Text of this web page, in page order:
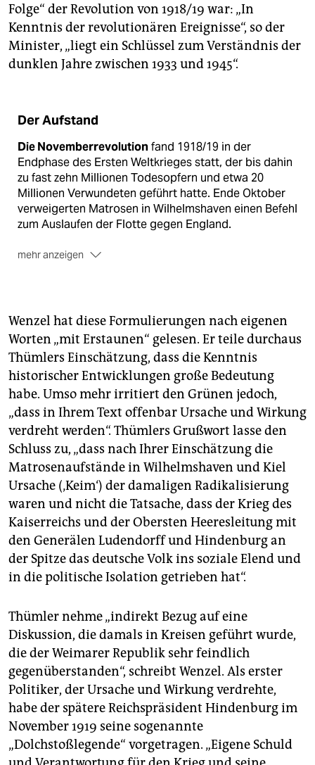
Folge“ der Revolution von 1918/19 war: „In
Kenntnis der revolutionären Ereignisse“, so der
Minister, „liegt ein Schlüssel zum Verständnis der
dunklen Jahre zwischen 1933 und 1945“.
Der Aufstand
Die Novemberrevolutionfand 1918/19 in der
Endphase des Ersten Weltkrieges statt, der bis dahin
zu fast zehn Millionen Todesopfern und etwa 20
Millionen Verwundeten geführt hatte. Ende Oktober
verweigerten Matrosen in Wilhelmshaven einen Befehl
zum Auslaufen der Flotte gegen England.
mehr anzeigen
Matrosen mit streikenden Arbeitern, es kam zum
Aufstand. 1.000 Matrosen aus Kiel marschierten nach
Braunschweig.
Dort stürmte die Mengeein Gefängnis und befreite
Gefangene. Revolutionäre besetzten Bahnhof und
Post, fast die gesamte Braunschweiger Garnison lief
zu den Aufständischen über.
Auch in Bremen
übernahm ein Arbeiter- und
Soldatenrat die Macht und rief im Januar 1919 eine
Räterepublik aus. Sie wurde einen Monat später
durch das Verdener Freikorps Caspari brutal
niedergeschlagen.
Wenzel hat diese Formulierungen nach eigenen
Worten „mit Erstaunen“ gelesen. Er teile durchaus
Thümlers Einschätzung, dass die Kenntnis
historischer Entwicklungen große Bedeutung
habe. Umso mehr irritiert den Grünen jedoch,
„dass in Ihrem Text offenbar Ursache und Wirkung
verdreht werden“. Thümlers Grußwort lasse den
Schluss zu, „dass nach Ihrer Einschätzung die
Matrosenaufstände in Wilhelmshaven und Kiel
Ursache (‚Keim‘) der damaligen Radikalisierung
waren und nicht die Tatsache, dass der Krieg des
Kaiserreichs und der Obersten Heeresleitung mit
den Generälen Ludendorff und Hindenburg an
der Spitze das deutsche Volk ins soziale Elend und
in die politische Isolation getrieben hat“.
Thümler nehme „indirekt Bezug auf eine
Diskussion, die damals in Kreisen geführt wurde,
die der Weimarer Republik sehr feindlich
gegenüberstanden“, schreibt Wenzel. Als erster
Politiker, der Ursache und Wirkung verdrehte,
habe der spätere Reichspräsident Hindenburg im
November 1919 seine sogenannte
„Dolchstoßlegende“ vorgetragen. „Eigene Schuld